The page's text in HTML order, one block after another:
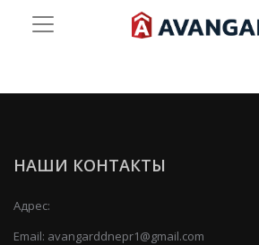
НАШИ КОНТАКТЫ
Адрес:
Email: avangarddnepr1@gmail.com